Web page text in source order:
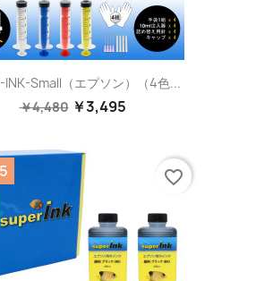
INK-Small（エプソン）（4色...
￥4,480 ￥3,495
favorite_border